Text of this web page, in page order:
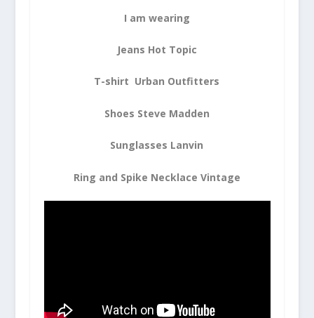
I am wearing
Jeans Hot Topic
T-shirt Urban Outfitters
Shoes Steve Madden
Sunglasses Lanvin
Ring and Spike Necklace Vintage